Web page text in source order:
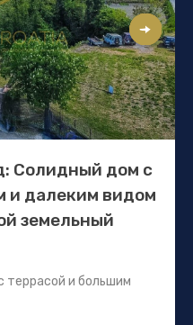
Солидный дом с
и далеким видом
земельный
террасой и большим